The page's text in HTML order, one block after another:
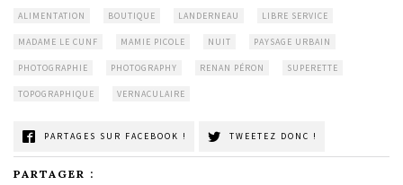
ALIMENTATION BOUTIQUE LANDERNEAU LIBRE SERVICE
MADAME LE CUNF MAMIE PICOLE NUIT PAYSAGE URBAIN
PHOTOGRAPHIE PHOTOGRAPHY RENAN PÉRON SUPERETTE
TOPOGRAPHIQUE VERNACULAIRE
PARTAGES SUR FACEBOOK ! TWEETEZ DONC !
PARTAGER :